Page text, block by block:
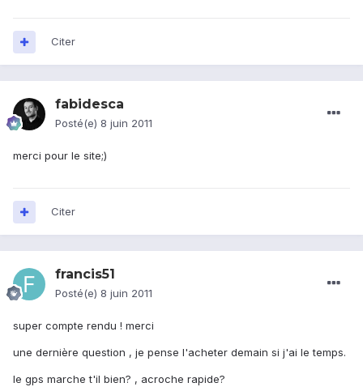
Citer
fabidesca
Posté(e) 8 juin 2011
merci pour le site;)
Citer
francis51
Posté(e) 8 juin 2011
super compte rendu ! merci
une dernière question , je pense l'acheter demain si j'ai le temps.
le gps marche t'il bien? , acroche rapide?